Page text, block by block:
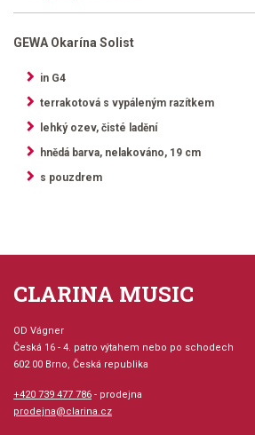
GEWA Okarína Solist
in G4
terrakotová s vypáleným razítkem
lehký ozev, čisté ladění
hnědá barva, nelakováno, 19 cm
s pouzdrem
CLARINA MUSIC
OD Vágner
Česká 16 - 4. patro výtahem nebo po schodech
602 00 Brno, Česká republika
+420 739 477 786 - prodejna
prodejna@clarina.cz